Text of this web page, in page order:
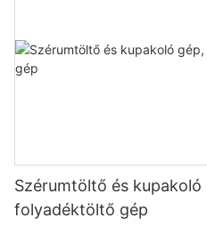
Szérumtöltő és
folyadéktöltő gép